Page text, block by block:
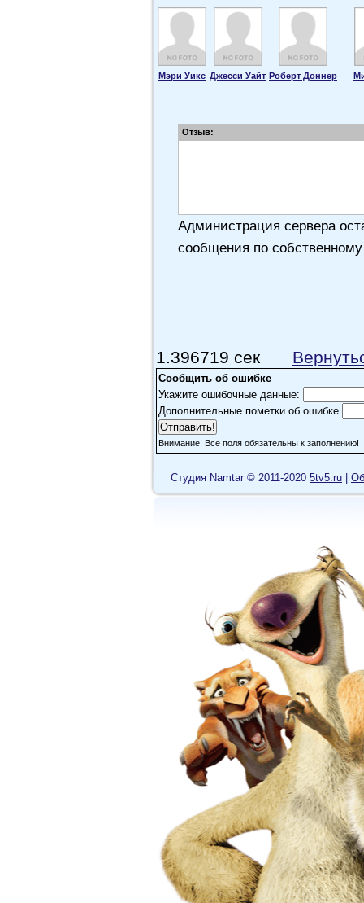
Мэри Уикс Джесси Уайт Роберт Доннер
Отзыв:
Администрация сервера
сообщения по
1.396719 сек
Сообщить об ошибке
Укажите ошибочные данные:
Дополнительные пометки об ошибке
Внимание! Все поля обязательны к заполнению!
Cтудия Namtar © 2011-2020 5tv5.ru